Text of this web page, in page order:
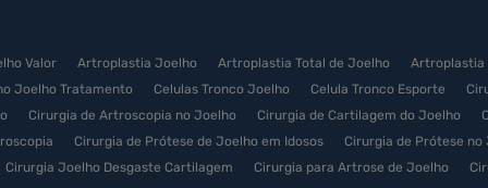
Valor Artroplastia Joelho Artroplastia Total de Joelho Artroplastia
Joelho Tratamento Celulas Tronco Joelho Celula Tronco Esporte
Cirurgia de Artroscopia no Joelho Cirurgia de Cartilagem do Joelho
Cirurgia de Prótese de Joelho em Idosos
Cirurgia de Prótese no
Cirurgia Joelho Desgaste Cartilagem Cirurgia para Artrose de Joelho